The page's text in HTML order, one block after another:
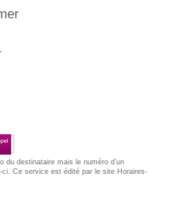
du destinataire mais le numéro d’un
Ce service est édité par le site Horaires-